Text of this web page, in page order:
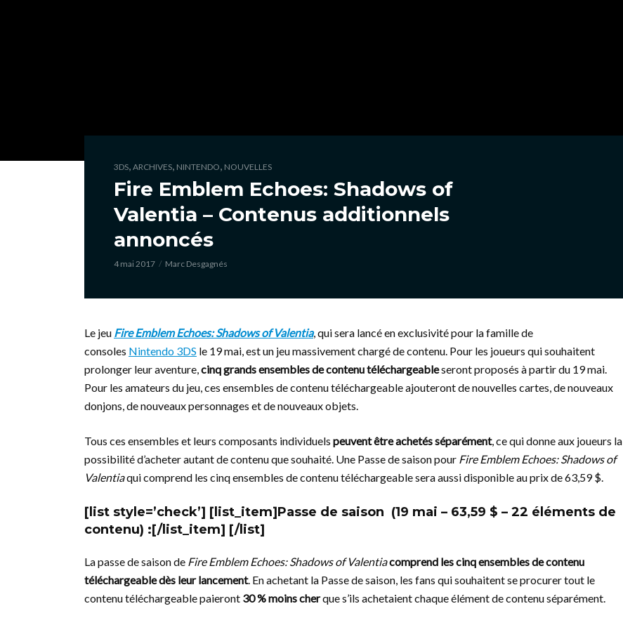
3DS, ARCHIVES, NINTENDO, NOUVELLES
Fire Emblem Echoes: Shadows of
Valentia – Contenus additionnels
annoncés
4 mai 2017 Marc Desgagnés
Le jeu Fire Emblem Echoes: Shadows of Valentia, qui sera lancé en exclusivité pour la famille de
consoles Nintendo 3DS le 19 mai, est un jeu massivement chargé de contenu. Pour les joueurs qui souhaitent
prolonger leur aventure,cinq grands ensembles de contenu téléchargeableseront proposés à partir du 19 mai.
Pour les amateurs du jeu, ces ensembles de contenu téléchargeable ajouteront de nouvelles cartes, de nouveaux
donjons, de nouveaux personnages et de nouveaux objets.
Tous ces ensembles et leurs composants individuels peuvent être achetés séparément, ce qui donne aux joueurs la
possibilité d’acheter autant de contenu que souhaité. Une Passe de saison pour Fire Emblem Echoes: Shadows of
Valentiaqui comprend les cinq ensembles de contenu téléchargeable sera aussi disponible au prix de 63,59 $.
[list style=’check’] [list_item]Passe de saison (19 mai – 63,59 $ – 22 éléments de
contenu) :[/list_item] [/list]
La passe de saison de Fire Emblem Echoes: Shadows of Valentiacomprend les cinq ensembles de contenu
téléchargeable dès leur lancement. En achetant la Passe de saison, les fans qui souhaitent se procurer tout le
contenu téléchargeable paieront 30 % moins cherque s’ils achetaient chaque élément de contenu séparément.